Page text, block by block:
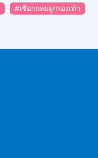
#เชือกกลมผูกรองเท้า